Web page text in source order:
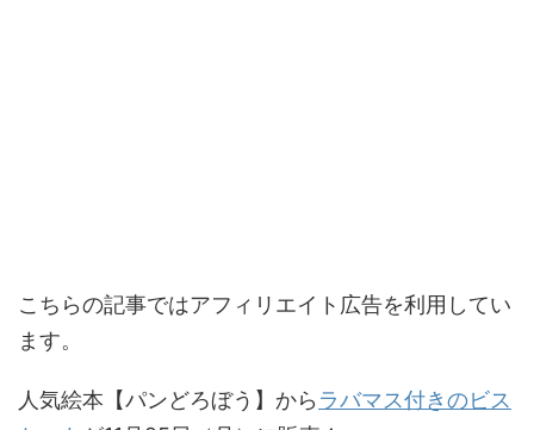
こちらの記事ではアフィリエイト広告を利用してい
ます。
人気絵本【パンどろぼう】から ラバマス付きのビス